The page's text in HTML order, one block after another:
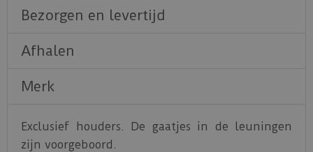
Bezorgen en levertijd
Afhalen
Merk
Exclusief houders. De gaatjes in de leuningen
zijn voorgeboord.